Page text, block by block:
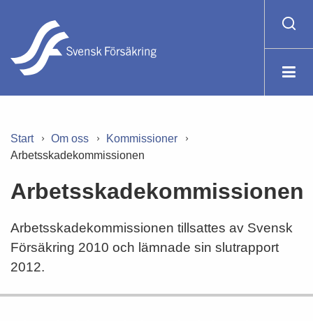
Start Om oss
Kommissioner
Arbetsskadekommissionen
Arbetsskadekommissionen
Arbetsskadekommissionen tillsattes av Svensk
Försäkring 2010 och lämnade sin slutrapport
2012.